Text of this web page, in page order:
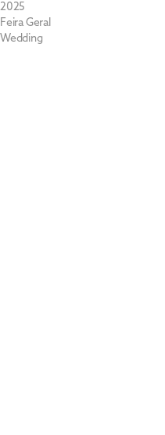
2025
Feira Geral
Wedding